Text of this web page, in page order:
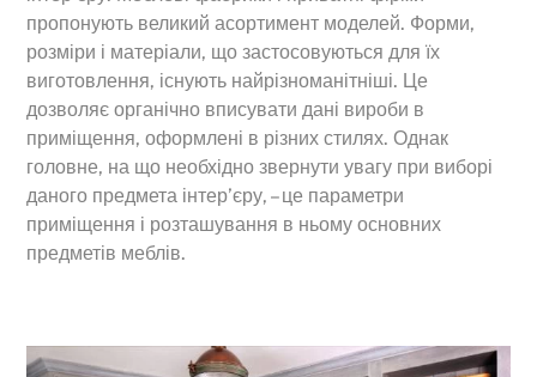
пропонують великий асортимент моделей. Форми,
розміри і матеріали, що застосовуються для їх
виготовлення, існують найрізноманітніші. Це
дозволяє органічно вписувати дані вироби в
приміщення, оформлені в різних стилях. Однак
головне, на що необхідно звернути увагу при виборі
даного предмета інтер’єру, – це параметри
приміщення і розташування в ньому основних
предметів меблів.